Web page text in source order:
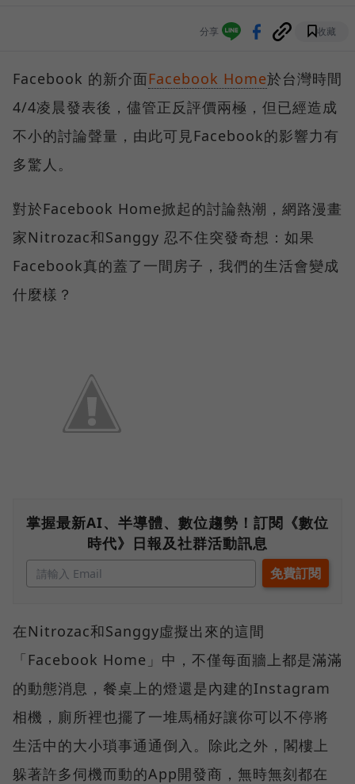
分享 收藏
Facebook 的新介面Facebook Home於台灣時間
4/4凌晨發表後，儘管正反評價兩極，但已經造成
不小的討論聲量，由此可見Facebook的影響力有
多驚人。
對於Facebook Home掀起的討論熱潮，網路漫畫
家Nitrozac和Sanggy 忍不住突發奇想：如果
Facebook真的蓋了一間房子，我們的生活會變成
什麼樣？
掌握最新AI、半導體、數位趨勢！訂閱《數位
時代》日報及社群活動訊息
在Nitrozac和Sanggy虛擬出來的這間
「Facebook Home」中，不僅每面牆上都是滿滿
的動態消息，餐桌上的燈還是內建的Instagram
相機，廁所裡也擺了一堆馬桶好讓你可以不停將
生活中的大小瑣事通通倒入。除此之外，閣樓上
躲著許多伺機而動的App開發商，無時無刻都在